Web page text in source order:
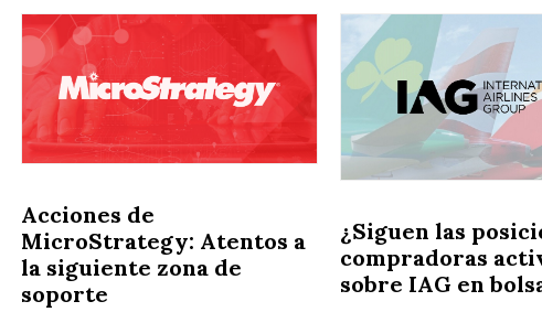
Acciones de
MicroStrategy: Atentos a
la siguiente zona de
soporte
¿Siguen las
compradoras
sobre IAG en